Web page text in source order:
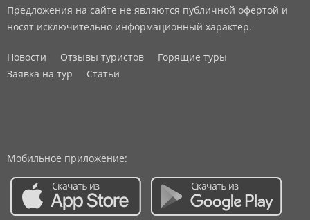
Предложения на сайте не являются публичной офертой и
носят исключительно информационный характер.
Новости Отзывы туристов
Горящие туры
Заявка на тур
Статьи
Мобильное приложение: